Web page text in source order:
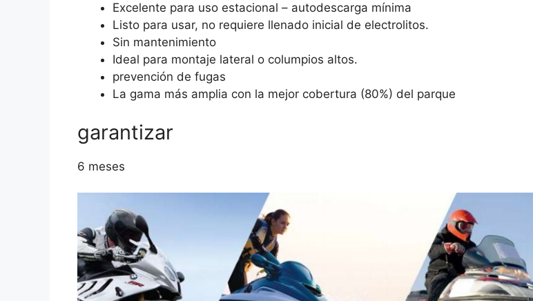
Excelente para uso estacional – autodescarga mínima
Listo para usar, no requiere llenado inicial de electrolitos.
Sin mantenimiento
Ideal para montaje lateral o columpios altos.
prevención de fugas
La gama más amplia con la mejor cobertura (80%) del parque
garantizar
6 meses